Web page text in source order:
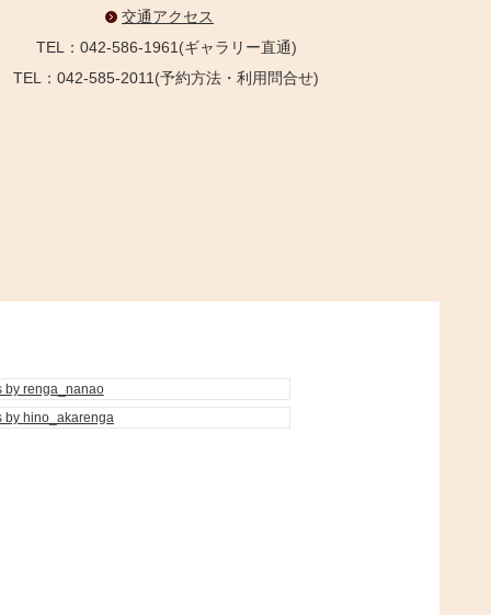
交通アクセス
TEL：042-586-1961(ギャラリー直通)
：042-585-2011(予約方法・利用問合せ)
by renga_nanao
by hino_akarenga